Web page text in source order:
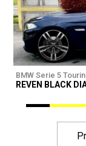
BMW Serie 5
REVEN BLACK